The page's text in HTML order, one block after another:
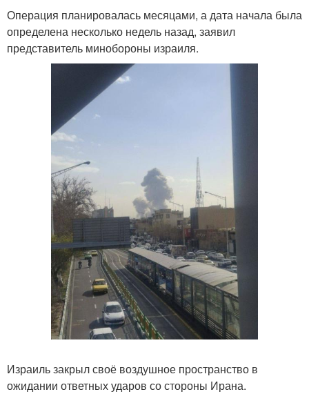
Операция планировалась месяцами, а дата начала была
определена несколько недель назад, заявил
представитель минобороны израиля.
Израиль закрыл своё воздушное пространство в
ожидании ответных ударов со стороны Ирана.